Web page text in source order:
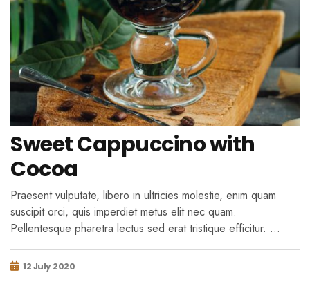
Sweet Cappuccino with
Cocoa
Praesent vulputate, libero in ultricies molestie, enim quam
suscipit orci, quis imperdiet metus elit nec quam.
Pellentesque pharetra lectus sed erat tristique efficitur. …
12 July 2020